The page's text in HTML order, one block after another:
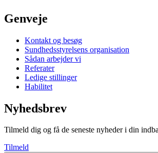
Genveje
Kontakt og besøg
Sundhedsstyrelsens organisation
Sådan arbejder vi
Referater
Ledige stillinger
Habilitet
Nyhedsbrev
Tilmeld dig og få de seneste nyheder i din
Tilmeld